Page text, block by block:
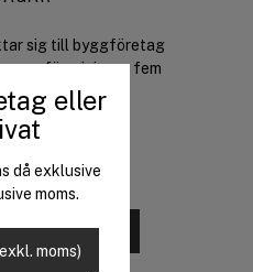
sig till byggföretag
för minimum fem
eller
då exklusive
moms.
moms)